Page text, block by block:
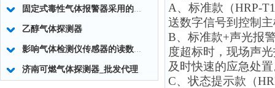
固定式毒性气体报警器采用的技术工作
乙醇气体探测器
影响气体检测仪传感器的读数的因素
济南可燃气体探测器_批发代理
A、标准款（HRP-
送数字信号到控制
B、标准款+声光报
度超标时，现场声
及时快速的应急处
C、状态提示款（